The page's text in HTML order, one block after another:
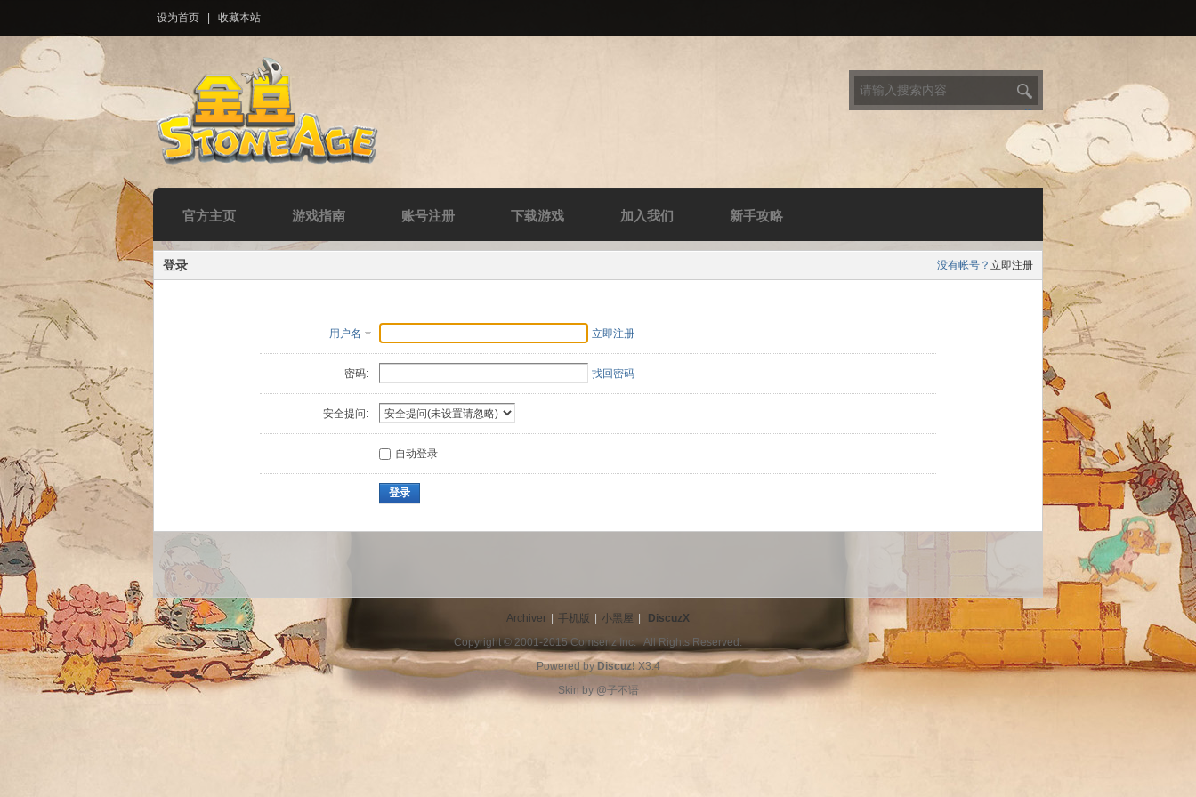
设为首页 收藏本站
官方主页 游戏指南 账号注册 下载游戏 加入我们 新手攻略
没有帐号？ 立即注册
登录
用户名 立即注册
密码: 找回密码
安全提问:
自动登录
登录
Archiver 手机版 小黑屋
DiscuzX
Copyright © 2001-2015Comsenz Inc.All Rights Reserved.
Powered by Discuz! X3.4
Skin by@子不语